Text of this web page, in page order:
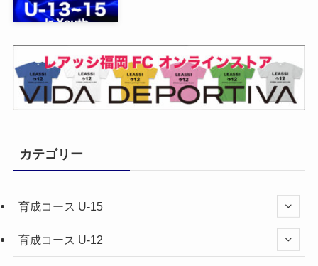
カテゴリー
育成コース U-15
育成コース U-12